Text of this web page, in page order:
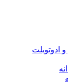
ادوتویلت